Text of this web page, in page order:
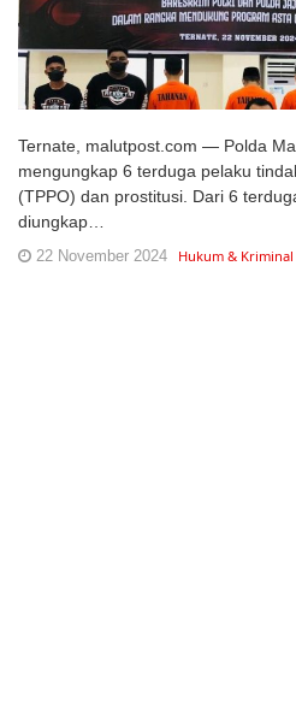
Ternate, malutpost.com — Polda
mengungkap 6 terduga pelaku
(TPPO) dan prostitusi. Dari 6
diungkap…
22 November 2024 Hukum & Kriminal